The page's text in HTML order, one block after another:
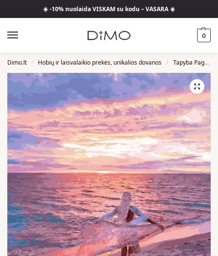
☀️ -10% nuolaida VISKAM su kodu – VASARA ☀️
0
Dimo.lt / Hobių ir laisvalaikio prekės, unikalios dovanos / Tapyba Pagal Skaičius